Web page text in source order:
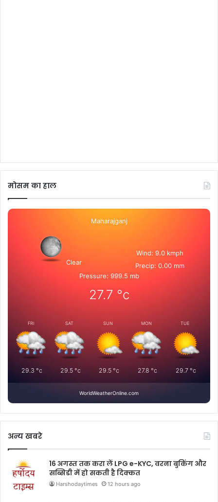
मोसम का हाल
Maharajganj
Clear
Wind: 9.0 kmph
Precip: 0.00 mm
Pressure: 999.5 mb
27.7 °c
FRI
29.3 °c
SAT
29.5°c
SUN
29.5°c
MON
27.8 °c
TUE
29.7 °c
WorldWeatherOnline.com
अन्य खबरे
16 अगस्त तक करा लें LPG e-KYC, वरना बुकिंग और
सब्सिडी में हो सकती है दिक्कत
Harshodaytimes 12 hours ago